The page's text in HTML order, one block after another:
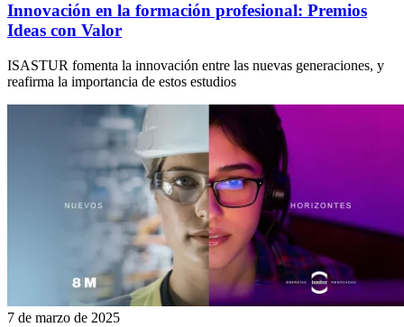
Innovación en la formación profesional: Premios
Ideas con Valor
ISASTUR fomenta la innovación entre las nuevas generaciones, y
reafirma la importancia de estos estudios
7 de marzo de 2025